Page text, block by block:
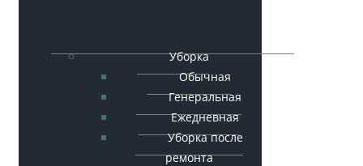
Уборка
Обычная
Генеральная
Ежедневная
Уборка после
ремонта